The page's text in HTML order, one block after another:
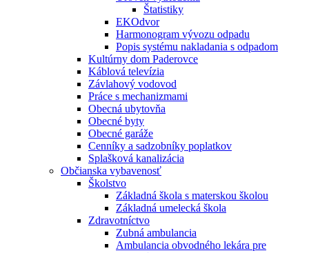
Štatistiky
EKOdvor
Harmonogram vývozu odpadu
Popis systému nakladania s odpadom
Kultúrny dom Paderovce
Káblová televízia
Závlahový vodovod
Práce s mechanizmami
Obecná ubytovňa
Obecné byty
Obecné garáže
Cenníky a sadzobníky poplatkov
Splašková kanalizácia
Občianska vybavenosť
Školstvo
Základná škola s materskou školou
Základná umelecká škola
Zdravotníctvo
Zubná ambulancia
Ambulancia obvodného lekára pre